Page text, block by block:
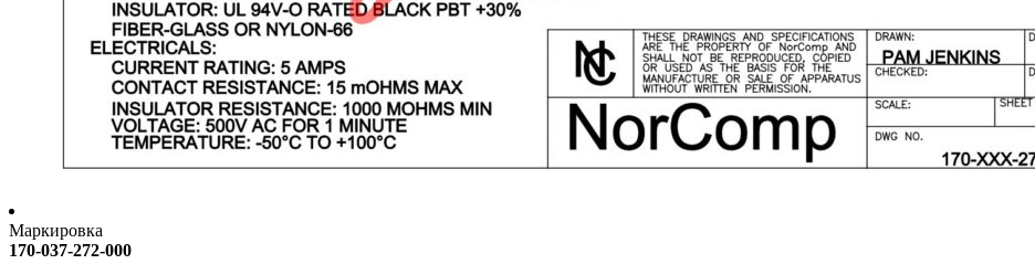
Маркировка
170-037-272-000